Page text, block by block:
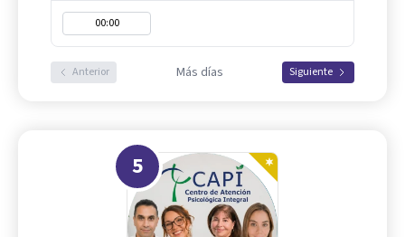
00:00
Anterior Más días Siguiente
5